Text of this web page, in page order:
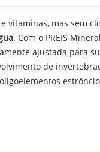
vitaminas, mas sem
. Com o PREIS
ajustada para
de